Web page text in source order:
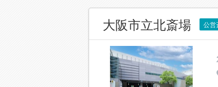
大阪市立北斎場 公営